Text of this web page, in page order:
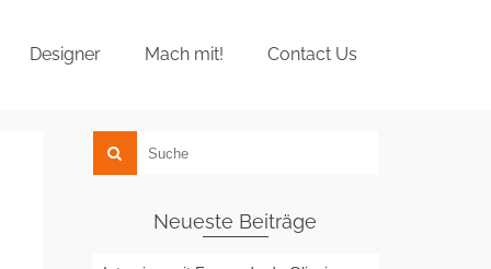
Designer Mach mit! Contact Us
Neueste Beiträge